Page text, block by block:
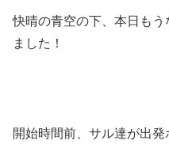
快晴の青空の下、本日も
ました！
開始時間前、サル達が出